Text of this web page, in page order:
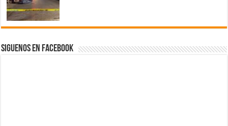
Siguenos en Facebook